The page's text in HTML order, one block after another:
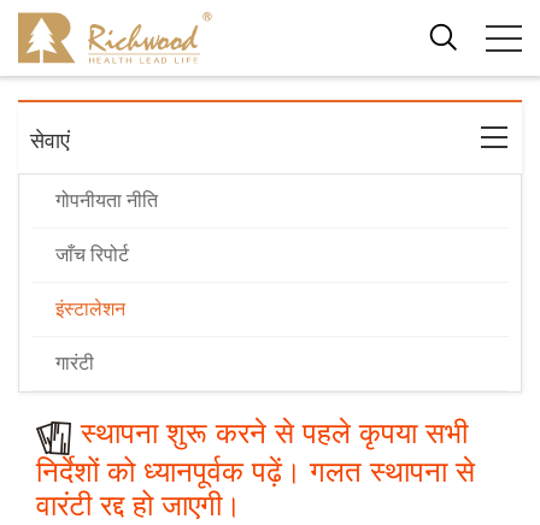
सेवाएं
गोपनीयता नीति
जाँच रिपोर्ट
इंस्टालेशन
गारंटी
स्थापना शुरू करने से पहले कृपया सभी
निर्देशों को ध्यानपूर्वक पढ़ें। गलत स्थापना से
वारंटी रद्द हो जाएगी।